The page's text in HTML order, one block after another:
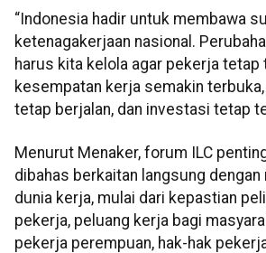
“Indonesia hadir untuk membawa
ketenagakerjaan nasional.
harus kita kelola agar pekerja tetap
kesempatan kerja semakin
tetap berjalan, dan investasi tetap
Menurut Menaker, forum ILC
dibahas berkaitan langsung dengan
dunia kerja, mulai dari kepastian
pekerja, peluang kerja bagi
pekerja perempuan, hak-hak